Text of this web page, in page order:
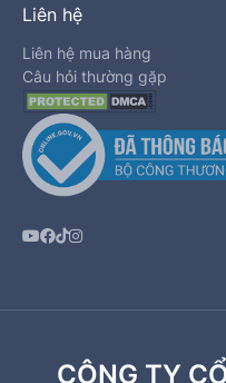
Liên hệ
Liên hệ mua hàng
Câu hỏi thường gặp
CÔNG TY